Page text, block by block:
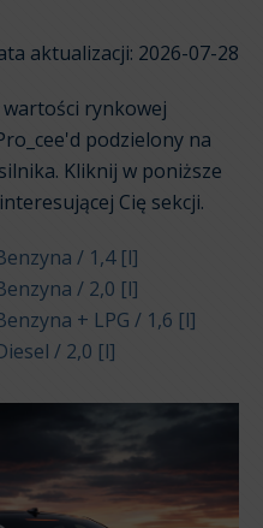
aktualizacji: 2026-07-28
rynkowej
podzielony na
Kliknij w poniższe
Cię sekcji.
/ 1,4 [l]
/ 2,0 [l]
+ LPG / 1,6 [l]
/ 2,0 [l]